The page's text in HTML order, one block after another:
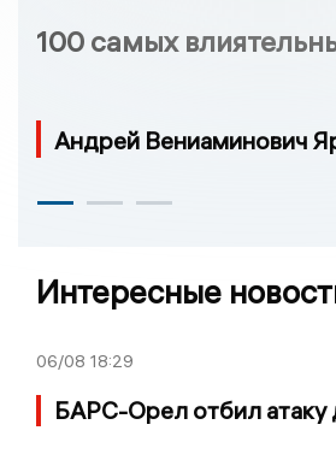
100 самых
Андрей Вениаминович
Интересные
06/08 18:29
БАРС-Орел отбил